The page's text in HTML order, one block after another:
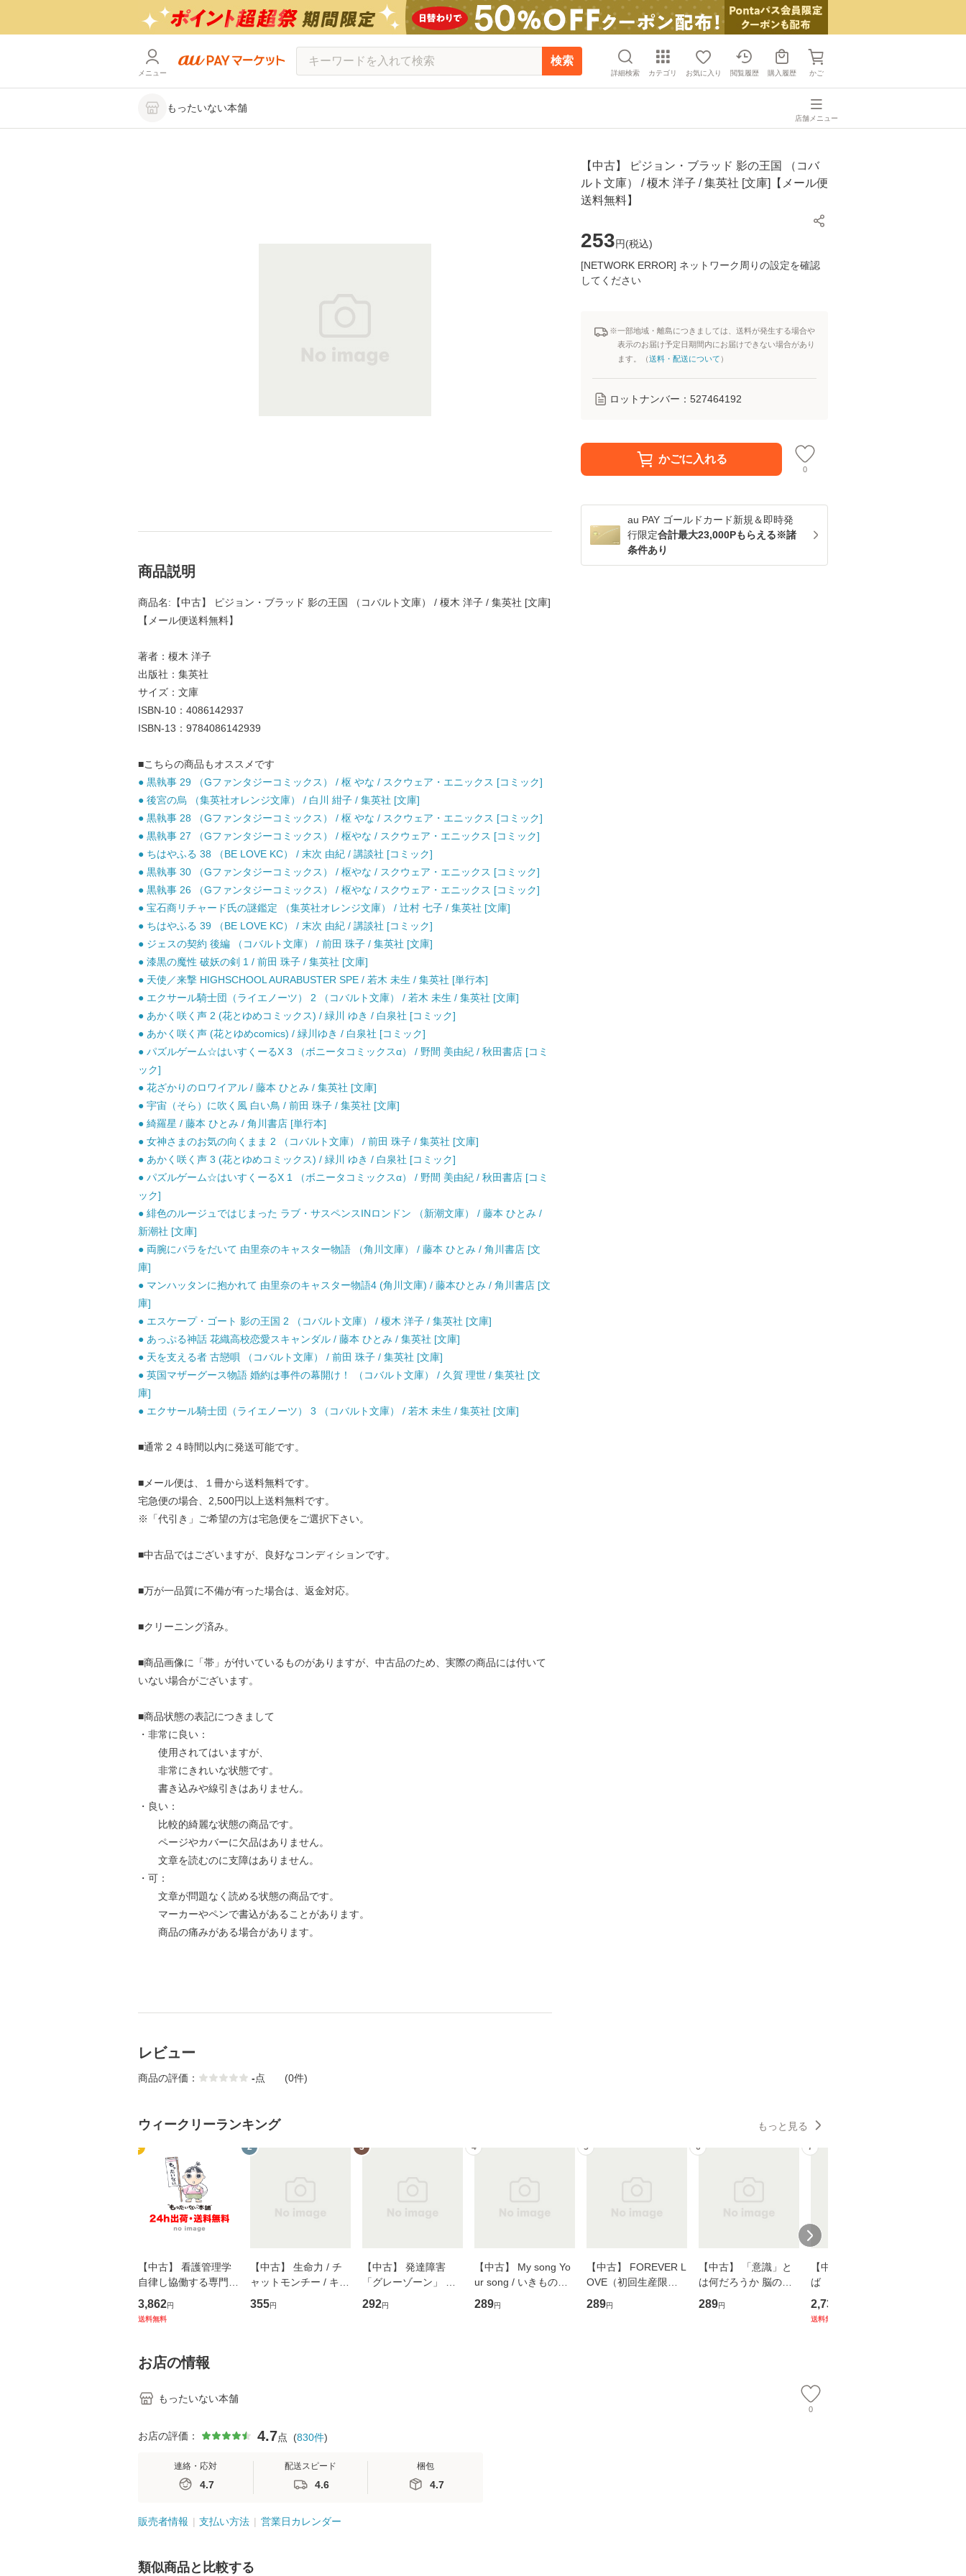
メニュー
検索
詳細検索 カテゴリ お気に入り 閲覧履歴 購入履歴 かご
もったいない本舗
店舗メニュー
【中古】 ピジョン・ブラッド 影の王国 （コバ
ルト文庫） / 榎木 洋子 / 集英社 [文庫]【メール便
送料無料】
253円(税込)
[NETWORK ERROR] ネットワーク周りの設定を確認
してください
※一部地域・離島につきましては、送料が発生する場合や
表示のお届け予定日期間内にお届けできない場合があり
ます。（送料・配送について ）
ロットナンバー： 527464192
かごに入れる
0
au PAY ゴールドカード新規＆即時発
行限定合計最大23,000Pもらえる※諸
条件あり
商品説明
商品名:【中古】 ピジョン・ブラッド 影の王国 （コバルト文庫） / 榎木 洋子 / 集英社 [文庫]
【メール便送料無料】
著者：榎木 洋子
出版社：集英社
サイズ：文庫
ISBN-10：4086142937
ISBN-13：9784086142939
■こちらの商品もオススメです
● 黒執事 29 （Gファンタジーコミックス） / 枢 やな / スクウェア・エニックス [コミック]
● 後宮の烏 （集英社オレンジ文庫） / 白川 紺子 / 集英社 [文庫]
● 黒執事 28 （Gファンタジーコミックス） / 枢 やな / スクウェア・エニックス [コミック]
● 黒執事 27 （Gファンタジーコミックス） / 枢やな / スクウェア・エニックス [コミック]
● ちはやふる 38 （BE LOVE KC） / 末次 由紀 / 講談社 [コミック]
● 黒執事 30 （Gファンタジーコミックス） / 枢やな / スクウェア・エニックス [コミック]
● 黒執事 26 （Gファンタジーコミックス） / 枢やな / スクウェア・エニックス [コミック]
● 宝石商リチャード氏の謎鑑定 （集英社オレンジ文庫） / 辻村 七子 / 集英社 [文庫]
● ちはやふる 39 （BE LOVE KC） / 末次 由紀 / 講談社 [コミック]
● ジェスの契約 後編 （コバルト文庫） / 前田 珠子 / 集英社 [文庫]
● 漆黒の魔性 破妖の剣 1 / 前田 珠子 / 集英社 [文庫]
● 天使／来撃 HIGHSCHOOL AURABUSTER SPE / 若木 未生 / 集英社 [単行本]
● エクサール騎士団（ライエノーツ） 2 （コバルト文庫） / 若木 未生 / 集英社 [文庫]
● あかく咲く声 2 (花とゆめコミックス) / 緑川 ゆき / 白泉社 [コミック]
● あかく咲く声 (花とゆめcomics) / 緑川ゆき / 白泉社 [コミック]
● パズルゲーム☆はいすくーるX 3 （ボニータコミックスα） / 野間 美由紀 / 秋田書店 [コミ
ック]
● 花ざかりのロワイアル / 藤本 ひとみ / 集英社 [文庫]
● 宇宙（そら）に吹く風 白い鳥 / 前田 珠子 / 集英社 [文庫]
● 綺羅星 / 藤本 ひとみ / 角川書店 [単行本]
● 女神さまのお気の向くまま 2 （コバルト文庫） / 前田 珠子 / 集英社 [文庫]
● あかく咲く声 3 (花とゆめコミックス) / 緑川 ゆき / 白泉社 [コミック]
● パズルゲーム☆はいすくーるX 1 （ボニータコミックスα） / 野間 美由紀 / 秋田書店 [コミ
ック]
● 緋色のルージュではじまった ラブ・サスペンスINロンドン （新潮文庫） / 藤本 ひとみ /
新潮社 [文庫]
● 両腕にバラをだいて 由里奈のキャスター物語 （角川文庫） / 藤本 ひとみ / 角川書店 [文
庫]
● マンハッタンに抱かれて 由里奈のキャスター物語4 (角川文庫) / 藤本ひとみ / 角川書店 [文
庫]
● エスケープ・ゴート 影の王国 2 （コバルト文庫） / 榎木 洋子 / 集英社 [文庫]
● あっぷる神話 花織高校恋愛スキャンダル / 藤本 ひとみ / 集英社 [文庫]
● 天を支える者 古戀唄 （コバルト文庫） / 前田 珠子 / 集英社 [文庫]
● 英国マザーグース物語 婚約は事件の幕開け！ （コバルト文庫） / 久賀 理世 / 集英社 [文
庫]
● エクサール騎士団（ライエノーツ） 3 （コバルト文庫） / 若木 未生 / 集英社 [文庫]
■通常２４時間以内に発送可能です。
■メール便は、１冊から送料無料です。
宅急便の場合、2,500円以上送料無料です。
※「代引き」ご希望の方は宅急便をご選択下さい。
■中古品ではございますが、良好なコンディションです。
■万が一品質に不備が有った場合は、返金対応。
■クリーニング済み。
■商品画像に「帯」が付いているものがありますが、中古品のため、実際の商品には付いて
いない場合がございます。
■商品状態の表記につきまして
・非常に良い：
使用されてはいますが、
非常にきれいな状態です。
書き込みや線引きはありません。
・良い：
比較的綺麗な状態の商品です。
ページやカバーに欠品はありません。
文章を読むのに支障はありません。
・可：
文章が問題なく読める状態の商品です。
マーカーやペンで書込があることがあります。
商品の痛みがある場合があります。
レビュー
商品の評価： -点 (0件)
ウィークリーランキング もっと見る
1
【中古】 看護管理学
自律し協働する専門職
の看護マネジメントス
キル 改訂第3版 (看護
堂 [単行
3,862円
送料無料
2
【中古】 生命力 / チ
ャットモンチー / キュ
ーンレコード [CD]
【メール便送料無料】
355円
3
【中古】 発達障害
「グレーゾーン」 そ
の正しい理解と克服法
(SB新書 572) / 岡田尊
292円
4
【中古】 My song Yo
ur song / いきものが
かり / [CD]【メール便
送料無料】
289円
5
【中古】 FOREVER L
OVE（初回生産限定
盤） / 清水翔太×加藤
ミリヤ / [CD]【メール
289円
6
【中古】 「意識」と
は何だろうか 脳の来
歴、知覚の錯誤 （講
談社現代新書） / 下条
289円
7
【中古】 耳をすませ
ば 〈2枚組〉 [DVD] /
ブエナ・ビスタ・ホー
ム・エンターテイメン
2,735
送料無料
お店の情報
もったいない本舗
0
お店の評価： 4.7点 (830件)
連絡・応対
4.7
配送スピード
4.6
梱包
4.7
販売者情報 支払い方法 営業日カレンダー
類似商品と比較する